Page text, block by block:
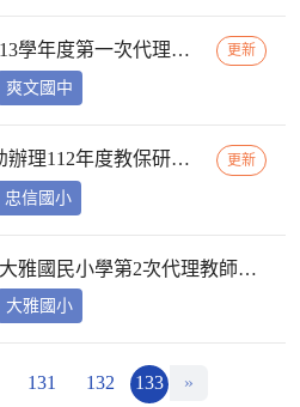
臺中市立爽文國民中學113學年度第一次代理教師甄選簡章(一次公告分次招考) 更新
爽文國中
臺中市西區忠信國小附幼辦理112年度教保研習─ 「嬰幼用藥安全~就是「藥」你好好的」，請鼓勵貴校(園)教保服務人員踴躍參加 更新
忠信國小
110學年度臺中市大雅區大雅國民小學第2次代理教師甄選第2次招考結果公告
大雅國小
131 132 133 »